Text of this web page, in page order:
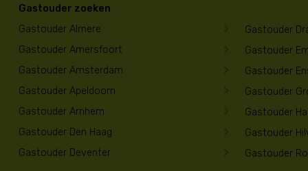
Gastouder zoeken
Gastouder Almere
Gastouder Amersfoort
Gastouder Amsterdam
Gastouder Apeldoorn
Gastouder Arnhem
Gastouder Den Haag
Gastouder Deventer
Gastouder
Gastouder
Gastouder
Gastouder
Gastouder
Gastouder
Gastouder